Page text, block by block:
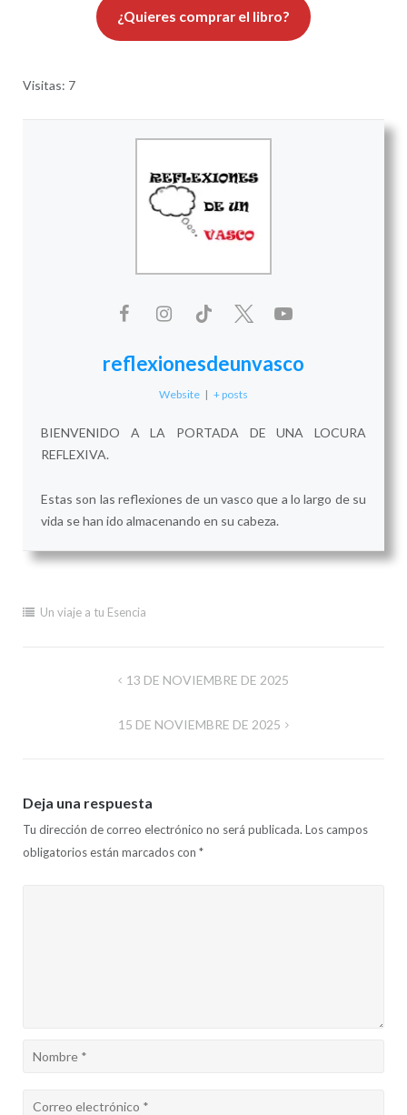
¿Quieres comprar el libro?
Visitas: 7
reflexionesdeunvasco
Website | + posts
BIENVENIDO A LA PORTADA DE UNA LOCURA
REFLEXIVA.
Estas son las reflexiones de un vasco que a lo largo de su
vida se han ido almacenando en su cabeza.
Un viaje a tu Esencia
Navegación13 DE NOVIEMBRE DE 2025
15 DE NOVIEMBRE DE 2025
Deja una respuesta
Tu dirección de correo electrónico no será publicada. Los campos
obligatorios están marcados con *